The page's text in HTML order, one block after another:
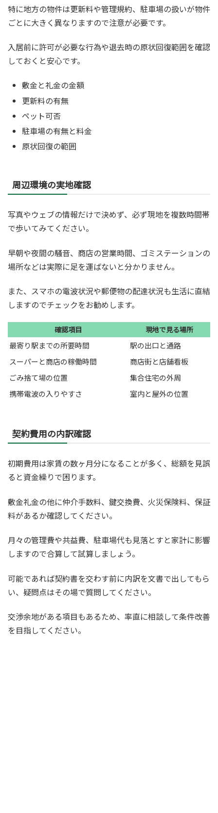
特に地方の物件は更新料や管理規約、駐車場の扱いが物件
ごとに大きく異なりますので注意が必要です。
入居前に許可が必要な行為や退去時の原状回復範囲を確認
しておくと安心です。
敷金と礼金の金額
更新料の有無
ペット可否
駐車場の有無と料金
原状回復の範囲
周辺環境の実地確認
写真やウェブの情報だけで決めず、必ず現地を複数時間帯
で歩いてみてください。
早朝や夜間の騒音、商店の営業時間、ゴミステーションの
場所などは実際に足を運ばないと分かりません。
また、スマホの電波状況や郵便物の配達状況も生活に直結
しますのでチェックをお勧めします。
確認項目 現地で見る場所
最寄り駅までの所要時間
駅の出口と通路
スーパーと商店の稼働時間
商店街と店舗看板
ごみ捨て場の位置
集合住宅の外周
携帯電波の入りやすさ
室内と屋外の位置
契約費用の内訳確認
初期費用は家賃の数ヶ月分になることが多く、総額を見誤
ると資金繰りで困ります。
敷金礼金の他に仲介手数料、鍵交換費、火災保険料、保証
料があるか確認してください。
月々の管理費や共益費、駐車場代も見落とすと家計に影響
しますので合算して試算しましょう。
可能であれば契約書を交わす前に内訳を文書で出してもら
い、疑問点はその場で質問してください。
交渉余地がある項目もあるため、率直に相談して条件改善
を目指してください。